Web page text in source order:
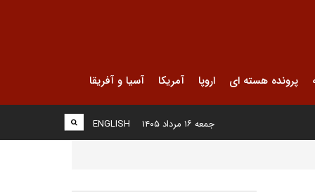
پرونده هسته ای اروپا آمریکا آسیا و آفریقا
ENGLISH جمعه ۱۶ مرداد ۱۴۰۵